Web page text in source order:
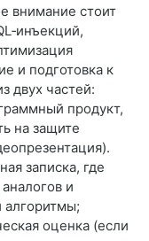
внимание стоит
и подготовка к
двух частей:
продукт,
на защите
записка, где
и
алгоритмы;
оценка (если